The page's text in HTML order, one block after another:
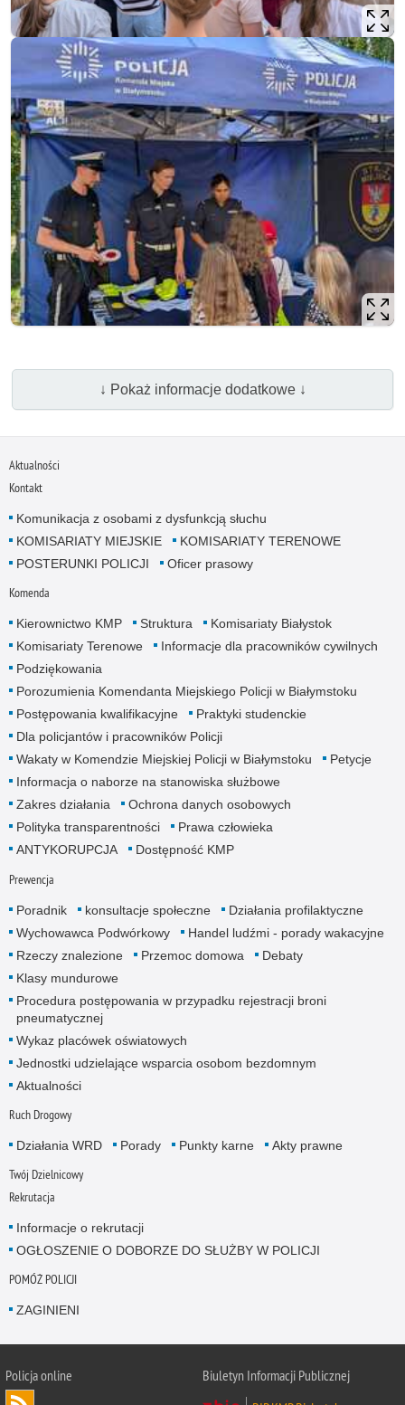
↓ Pokaż informacje dodatkowe ↓
Aktualności
Kontakt
Komunikacja z osobami z dysfunkcją słuchu
KOMISARIATY MIEJSKIE
KOMISARIATY TERENOWE
POSTERUNKI POLICJI
Oficer prasowy
Komenda
Kierownictwo KMP Struktura
Komisariaty Białystok
Komisariaty Terenowe
Informacje dla pracowników cywilnych
Podziękowania
Porozumienia Komendanta Miejskiego Policji w Białymstoku
Postępowania kwalifikacyjne
Praktyki studenckie
Dla policjantów i pracowników Policji
Wakaty w Komendzie Miejskiej Policji w Białymstoku
Petycje
Informacja o naborze na stanowiska służbowe
Zakres działania
Ochrona danych osobowych
Polityka transparentności
Prawa człowieka
ANTYKORUPCJA
Dostępność KMP
Prewencja
Poradnik konsultacje społeczne
Działania profilaktyczne
Wychowawca Podwórkowy
Handel ludźmi - porady wakacyjne
Rzeczy znalezione
Przemoc domowa
Debaty
Klasy mundurowe
Procedura postępowania w przypadku rejestracji broni
pneumatycznej
Wykaz placówek oświatowych
Jednostki udzielające wsparcia osobom bezdomnym
Aktualności
Ruch Drogowy
Działania WRD Porady Punkty karne Akty prawne
Twój Dzielnicowy
Rekrutacja
Informacje o rekrutacji
OGŁOSZENIE O DOBORZE DO SŁUŻBY W POLICJI
POMÓŻ POLICJI
ZAGINIENI
Policja online
Biuletyn Informacji Publicznej